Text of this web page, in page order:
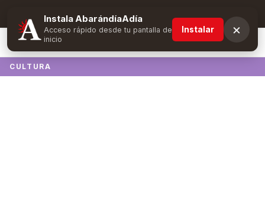
Suscríbete y obtén ventajas exclusivas
CULTURA
Instala AbarándíaAdía
Acceso rápido desde tu pantalla de
inicio
Instalar ×